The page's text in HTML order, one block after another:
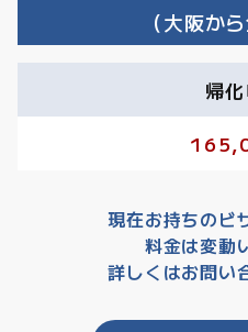
（大阪か
帰
現在お持ちのビ
料金は変動
詳しくはお問い